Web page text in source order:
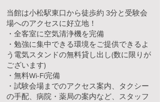
当館は小松駅東口から徒歩約 3分と受験会
場へのアクセスに好立地！
・全客室に空気清浄機を完備
・勉強に集中できる環境をご提供できるよ
う電気スタンドの無料貸し出し(数に限りが
ございます)
・無料Wi-Fi完備
・試験会場までのアクセス案内、タクシー
の手配、病院・薬局の案内など、スタッフ